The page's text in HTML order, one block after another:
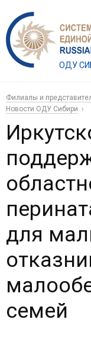
ОДУ
Филиалы и
Новости ОДУ Сибири
для
семей